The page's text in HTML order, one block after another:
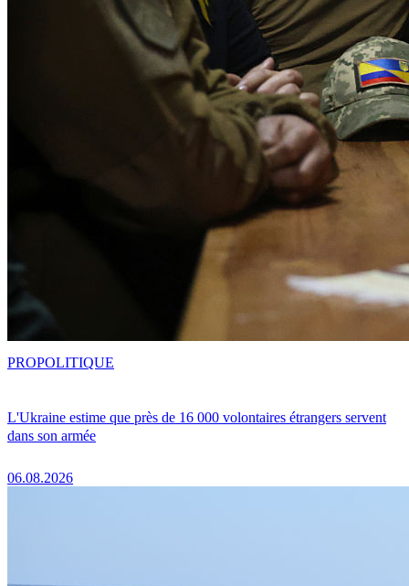
L'Ukraine estime que près de 16 000 volontaires étrangers servent
dans son armée
06.08.2026
PROPOLITIQUE